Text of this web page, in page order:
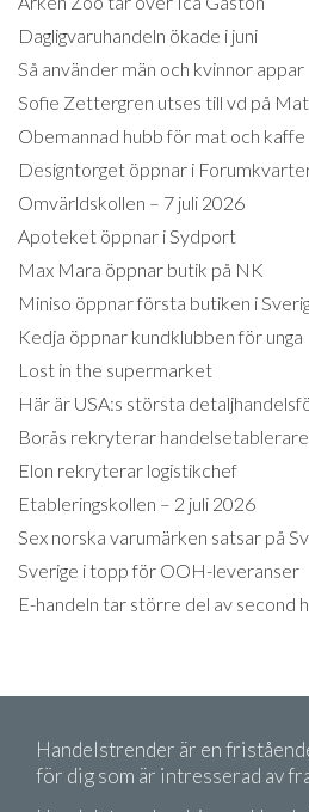
Dagligvaruhandeln ökade i juni
Så använder män och kvinnor appar
Sofie Zettergren utses till vd på
Obemannad hubb för mat och kaffe
Designtorget öppnar i
Omvärldskollen – 7 juli 2026
Apoteket öppnar i Sydport
Max Mara öppnar butik på NK
Miniso öppnar första butiken i
Kedja öppnar kundklubben för unga
Lost in the supermarket
Här är USA:s största
Borås rekryterar handelsetablerare
Elon rekryterar logistikchef
Etableringskollen – 2 juli 2026
Sex norska varumärken satsar på
Sverige i topp för OOH-leveranser
E-handeln tar större del av second
Handelstrender är en
för dig som är intresserad av